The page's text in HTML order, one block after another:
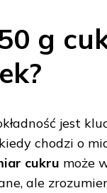
g
jest
chodzi o
cukru może
ale